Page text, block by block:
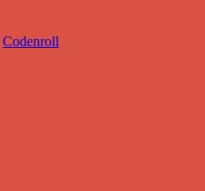
Codenroll